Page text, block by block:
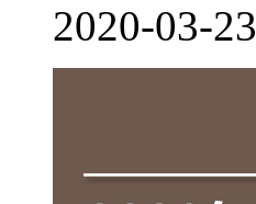
2020-03-23